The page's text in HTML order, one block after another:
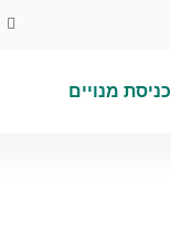
כניסת מנויים